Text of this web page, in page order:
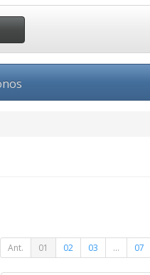
Ant. 01 02 03 ... 07